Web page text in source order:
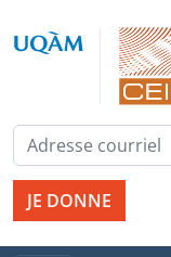
JE DONNE